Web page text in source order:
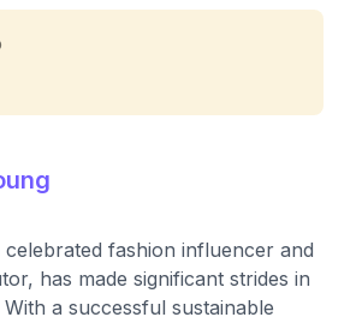
celebrated fashion influencer and
has made significant strides in
a successful sustainable